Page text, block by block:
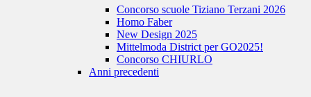
Concorso scuole Tiziano Terzani 2026
Homo Faber
New Design 2025
Mittelmoda District per GO2025!
Concorso CHIURLO
Anni precedenti